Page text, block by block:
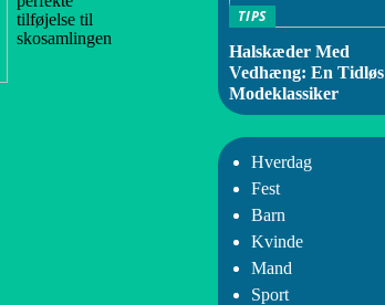
tilføjelse til
skosamlingen
TIPS
Halskæder Med
Vedhæng: En Tidløs
Modeklassiker
Hverdag
Fest
Barn
Kvinde
Mand
Sport